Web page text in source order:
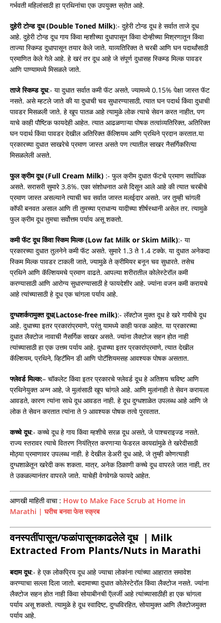
गर्भवती महिलांसाठी हा प्रथिनांचा एक उपयुक्त स्रोत आहे.
दुहेरी टोन्ड दूध (Double Toned Milk):- दुहेरी टोन्ड दूध हे सर्वात ताजे दूध
आहे. दुहेरी टोन्ड दूध गाय किंवा म्हशीच्या दुधापासून किंवा दोन्हीच्या मिश्रणातून किंवा
ताज्या स्किम्ड दुधापासून तयार केले जाते. याव्यतिरिक्त ते चरबी आणि घन पदार्थांसाठी
प्रमाणित केले गेले आहे. हे खरं तर दूध आहे जे संपूर्ण दुधासह स्किम्ड मिल्क पावडर
आणि पाण्यामध्ये मिसळले जाते.
ताजे स्किम्ड दूध:- या दुधात सर्वात कमी फॅट असते, ज्यामध्ये 0.15% पेक्षा जास्त फॅट
नसते. असे म्हटले जाते की या दुधाची चव सुधारण्यासाठी, त्यात घन पदार्थ किंवा दुधाची
पावडर मिसळली जाते. हे खूप पातळ आहे त्यामुळे लोक त्याचे सेवन करत नाहीत, पण
याचे काही पौष्टिक फायदेही आहेत. त्यात आढळणाऱ्या पोषक तत्वांव्यतिरिक्त, अतिरिक्त
घन पदार्थ किंवा पावडर देखील अतिरिक्त कॅल्शियम आणि प्रथिने प्रदान करतात.या
प्रकारच्या दुधात साखरेचे प्रमाण जास्त असते पण त्यातील साखर नैसर्गिकरित्या
मिसळलेली असते.
फुल क्रीम दूध (Full Cream Milk) :- फुल क्रीम दुधात फॅटचे प्रमाण सर्वाधिक
असते. सरासरी सुमारे 3.8%. एका संशोधनात असे दिसून आले आहे की त्यात चरबीचे
प्रमाण जास्त असल्याने त्याची चव सर्वात जास्त मलईदार असते. जर तुम्ही चांगली
कॉफी बनवत असाल आणि ती तुमच्या प्राधान्य यादीच्या शीर्षस्थानी असेल तर. त्यामुळे
फुल क्रीम दूध तुमचा सर्वोत्तम पर्याय असू शकतो.
कमी फॅट दूध किंवा स्किम मिल्क (Low fat Milk or Skim Milk):- या
प्रकारच्या दुधात तुलनेने कमी फॅट असते. सुमारे 1.3 ते 1.4 टक्के. या दुधात अनेकदा
स्किम मिल्क पावडर टाकली जाते, ज्यामुळे ते क्रीमियर बनून चव सुधारते. तसेच
प्रथिने आणि कॅल्शियमचे प्रमाण वाढते. आपल्या शरीरातील कोलेस्टेरॉल कमी
करण्यासाठी आणि आरोग्य सुधारण्यासाठी हे फायदेशीर आहे. ज्यांना वजन कमी करायचे
आहे त्यांच्यासाठी हे दूध एक चांगला पर्याय आहे.
दुग्धशर्करामुक्त दूध(Lactose-free milk):- लॅक्टोज मुक्त दूध हे खरे गायीचे दूध
आहे. दुधाच्या इतर प्रकारांप्रमाणे, परंतु यामध्ये काही फरक आहेत. या प्रकारच्या
दुधात लैक्टोज नावाची नैसर्गिक साखर असते. ज्यांना लैक्टोज सहन होत नाही
त्यांच्यासाठी हा एक उत्तम पर्याय आहे. दुधाच्या इतर प्रकारांप्रमाणे, त्यात देखील
कॅल्शियम, प्रथिने, व्हिटॅमिन डी आणि पोटॅशियमसह आवश्यक पोषक असतात.
फ्लेवर्ड मिल्क:– चॉकलेट किंवा इतर प्रकारचे फ्लेवर्ड दूध हे अतिशय चविष्ट आणि
प्रथिनेयुक्त अन्न आहे, जे मुलांसाठी खूप चांगले आहे. आणि मुलांनाही ते सेवन करायला
आवडते, कारण त्यांना साधे दूध आवडत नाही. हे दूध दुग्धशाळेत उपलब्ध आहे आणि जे
लोक ते सेवन करतात त्यांना ते 9 आवश्यक पोषक तत्वे पुरवतात.
कच्चे दूध:- कच्चे दूध हे गाय किंवा म्हशीचे सरळ दूध असते, जे पाश्चराइज्ड नसते.
राज्य स्तरावर त्याचे वितरण नियंत्रित करणाऱ्या फेडरल कायद्यांमुळे ते खरेदीसाठी
मोठ्या प्रमाणावर उपलब्ध नाही. हे देखील डेअरी दूध आहे, जे तुम्ही कोणत्याही
दुग्धशाळेतून खरेदी करू शकता. मात्र, अनेक ठिकाणी कच्चे दूध वापरले जात नाही, तर
ते उकळल्यानंतर वापरले जाते. याचेही वेगवेगळे फायदे आहेत.
आणखी माहिती वाचा : How to Make Face Scrub at Home in
Marathi | घरीच बनवा फेस स्क्रब
वनस्पतींपासून/फळांपासूनकाढलेले दूध | Milk
Extracted From Plants/Nuts in Marathi
बदाम दूध:- हे एक लोकप्रिय दूध आहे ज्याचा लोकांना त्यांच्या आहारात समावेश
करण्याचा सल्ला दिला जातो. बदामाच्या दुधात कोलेस्टेरॉल किंवा लैक्टोज नसते. ज्यांना
लैक्टोज सहन होत नाही किंवा सोयाबीनची ऍलर्जी आहे त्यांच्यासाठीही हा एक चांगला
पर्याय असू शकतो. त्यामुळे हे दूध स्वादिष्ट, दुग्धविरहित, सोयामुक्त आणि लैक्टोजमुक्त
पर्याय आहे.